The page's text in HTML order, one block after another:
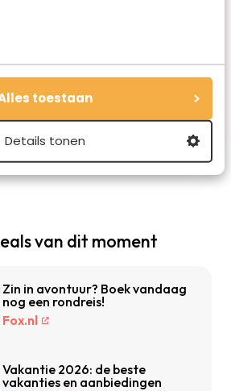
toestaan
Details tonen
Roadtrips. Ze is gek
en hardlopen.
van dit moment
Zin in avontuur? Boek vandaag
nog een rondreis!
Fox.nl
Vakantie 2026: de beste
vakanties en aanbiedingen